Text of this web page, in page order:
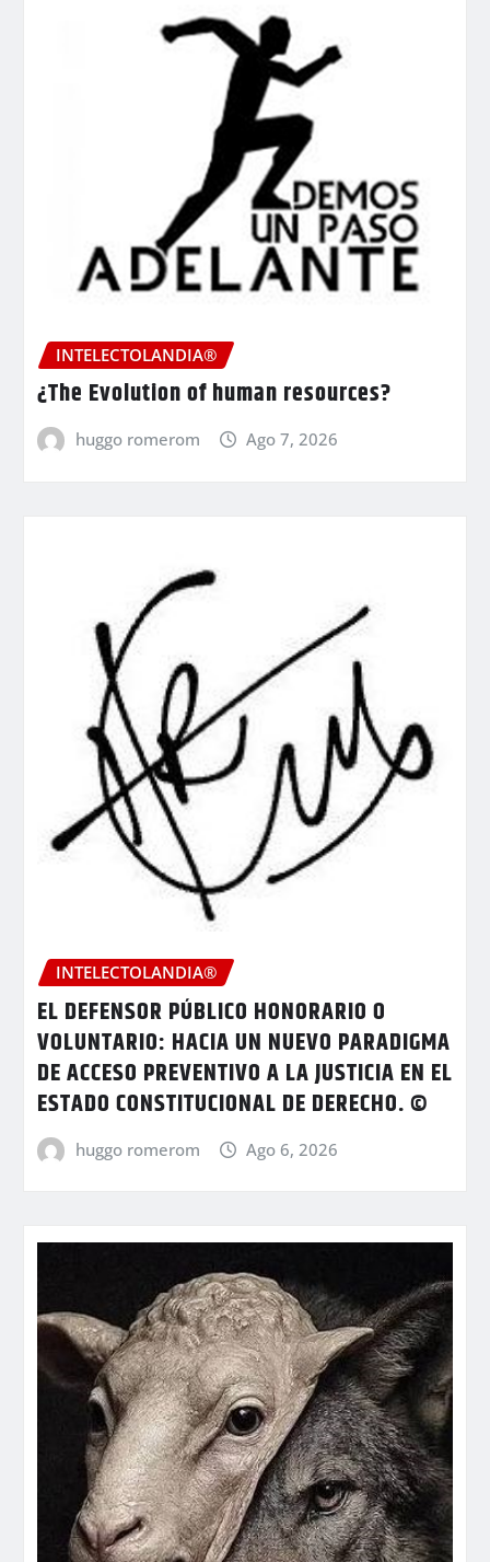
INTELECTOLANDIA®
¿The Evolution of human resources?
huggo romerom Ago 7, 2026
INTELECTOLANDIA®
EL DEFENSOR PÚBLICO HONORARIO O
VOLUNTARIO: HACIA UN NUEVO PARADIGMA
DE ACCESO PREVENTIVO A LA JUSTICIA EN EL
ESTADO CONSTITUCIONAL DE DERECHO. ©
huggo romerom Ago 6, 2026